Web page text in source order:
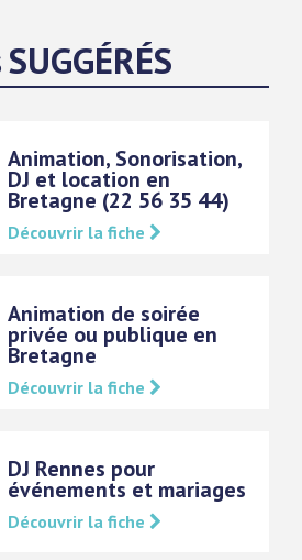
SUGGÉRÉS
Animation, Sonorisation,
DJ et location en
Bretagne (22 56 35 44)
Découvrir la fiche
Animation de soirée
privée ou publique en
Bretagne
Découvrir la fiche
DJ Rennes pour
événements et mariages
Découvrir la fiche